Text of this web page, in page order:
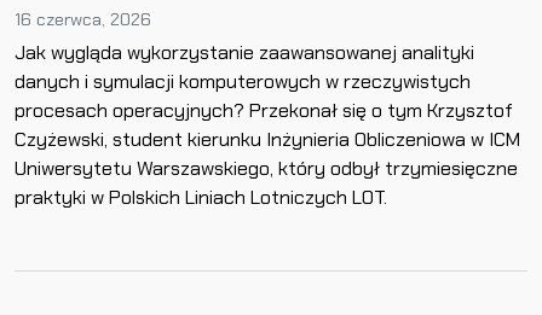
16 czerwca, 2026
Jak wygląda wykorzystanie zaawansowanej analityki
danych i symulacji komputerowych w rzeczywistych
procesach operacyjnych? Przekonał się o tym Krzysztof
Czyżewski, student kierunku Inżynieria Obliczeniowa w ICM
Uniwersytetu Warszawskiego, który odbył trzymiesięczne
praktyki w Polskich Liniach Lotniczych LOT.